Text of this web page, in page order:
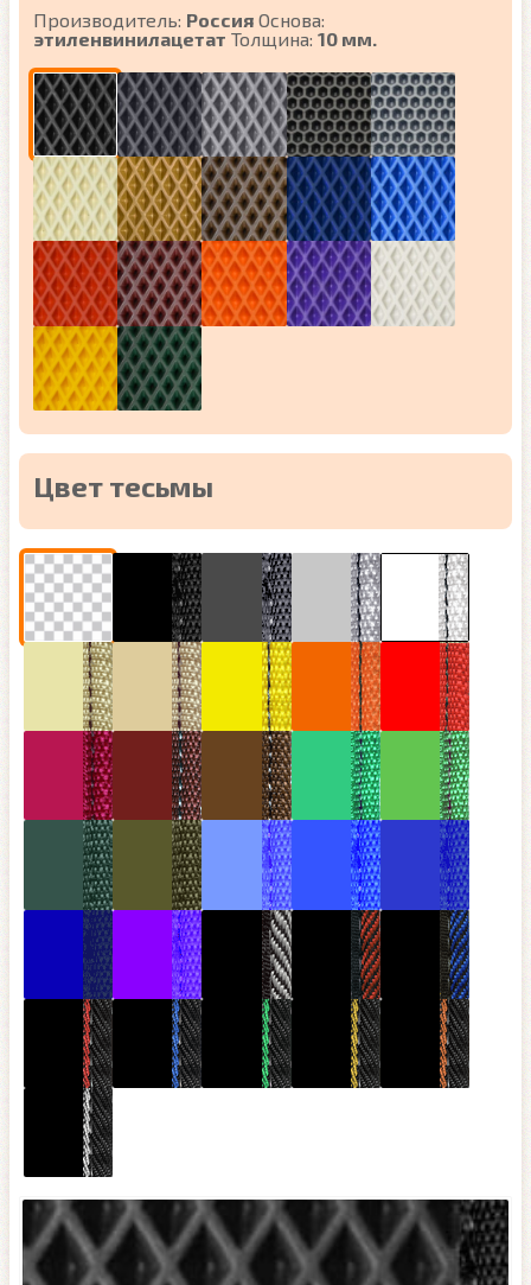
Производитель: Россия Основа:
этиленвинилацетат Толщина: 10 мм.
Цвет тесьмы